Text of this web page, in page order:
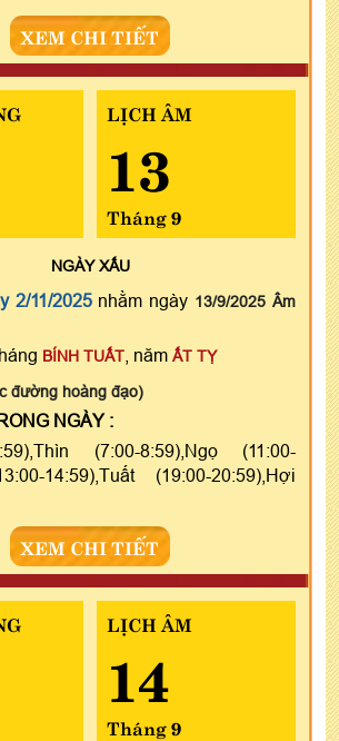
XEM CHI TIẾT
LỊCH ÂM
13
Tháng 9
NGÀYXẤU
2/11/2025nhằm ngày 13/9/2025 Âm
BÍNH TUẤT , năm ẤT TỴ
đường hoàng đạo)
NGÀY :
(7:00-8:59),Ngọ (11:00-
14:59),Tuất (19:00-20:59),Hợi
XEM CHI TIẾT
LỊCH ÂM
14
Tháng 9